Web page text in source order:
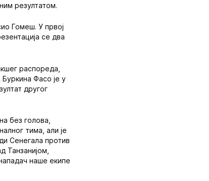
резултатом.
Гомеш. У првој
се два
распореда,
Фасо је у
другог
без голова,
тима, али је
Сенегала против
Танзанијом,
наше екипе